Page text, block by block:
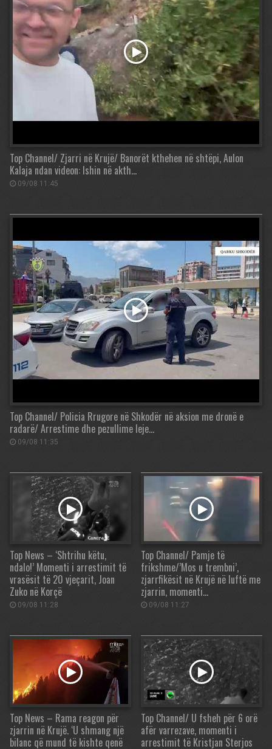
Top Channel/ Zjarri në Krujë/ Banorët kthehen në shtëpi, Aulon
Kalaja ndan videon: Ishin në akth…
09/08 11:45
Top Channel/ Policia Rrugore në Shkodër në aksion me dronë e
radarë/ Arrestime dhe pezullime leje…
09/08 11:35
Top News – ‘Shtrihu këtu,
ndalo!’ Momenti i arrestimit të
vrasësit të 20 vjeçarit, Joan
Zuko në Korçë
09/08 11:28
Top Channel/ Pamje të
frikshme/’Mos u trembni’,
zjarrfikësit në Krujë në luftë me
zjarrin, momenti…
09/08 11:27
Top News – Rama reagon për
zjarrin në Krujë. ‘U shmang një
bilanc që mund të kishte qenë
Top Channel/ U fsheh për 6 orë
afër varrezave, momenti i
arrestimit të Kristjan Sterjos